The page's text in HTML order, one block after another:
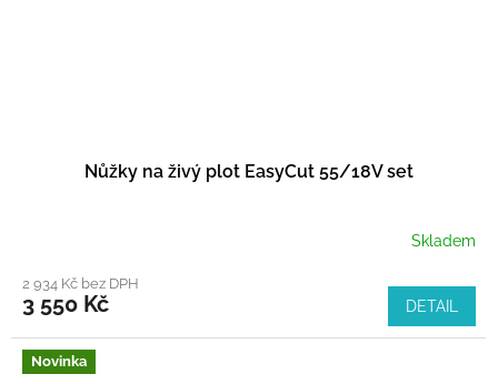
Nůžky na živý plot EasyCut 55/18V set
Skladem
2 934 Kč bez DPH
3 550 Kč DETAIL
Novinka